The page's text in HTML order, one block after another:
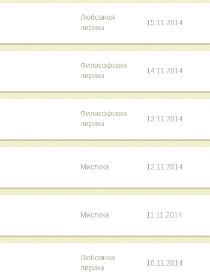
Любовная
лирика
15.11.2014
Философская
лирика
14.11.2014
Философская
лирика
13.11.2014
Мистика 12.11.2014
Мистика 11.11.2014
Любовная
лирика
10.11.2014